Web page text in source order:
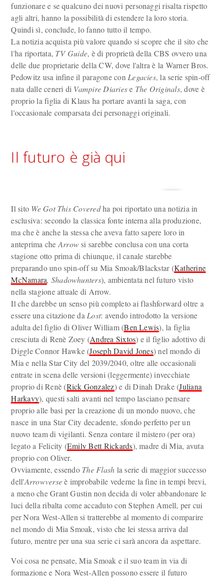
funzionare e se qualcuno dei nuovi personaggi risalta rispetto
agli altri, hanno la possibilità di estendere la loro storia.
Quindi sì, conclude, lo fanno tutto il tempo.
La notizia acquista più valore quando si scopre che il sito che
l'ha riportata, TV Guide, è di proprietà della CBS ovvero una
delle due proprietarie della CW, dove l'altra è la Warner Bros.
Pedowitz usa infine il paragone con Legacies, la serie spin-off
nata dalle ceneri di Vampire Diariese The Originals, dove è
proprio la figlia di Klaus ha portare avanti la saga, con
l'occasionale comparsata dei personaggi originali.
Il futuro è già qui
Il sito We Got This Coveredha poi riportato una notizia in
esclusiva: secondo la classica fonte interna alla produzione,
ma che è anche la stessa che aveva fatto sapere loro in
anteprima che Arrowsi sarebbe conclusa con una corta
stagione otto prima di chiunque, il canale starebbe
preparando uno spin-off su Mia Smoak/Blackstar (Katherine
McNamara, Shadowhunters), ambientata nel futuro visto
nella stagione attuale di Arrow.
Il che darebbe un senso più completo ai flashforward oltre a
essere una citazione da Lost: avendo introdotto la versione
adulta del figlio di Oliver William (Ben Lewis), la figlia
cresciuta di Renè Zoey (Andrea Sixtos) e il figlio adottivo di
Diggle Connor Hawke (Joseph David Jones) nel mondo di
Mia e nella Star City del 2039/2040, oltre alle occasionali
entrate in scena delle versioni (leggermente) invecchiate
proprio di Renè (Rick Gonzalez) e di Dinah Drake (Juliana
Harkavy), questi salti avanti nel tempo lasciano pensare
proprio alle basi per la creazione di un mondo nuovo, che
nasce in una Star City decadente, sfondo perfetto per un
nuovo team di vigilanti. Senza contare il mistero (per ora)
legato a Felicity (Emily Bett Rickards), madre di Mia, avuta
proprio con Oliver.
Ovviamente, essendo The Flash la serie di maggior successo
dell'Arrowverseè improbabile vederne la fine in tempi brevi,
a meno che Grant Gustin non decida di voler abbandonare le
luci della ribalta come accaduto con Stephen Amell, per cui
per Nora West-Allen si tratterebbe al momento di comparire
nel mondo di Mia Smoak, visto che lei stessa arriva dal
futuro, mentre per una sua serie ci sarà ancora da aspettare.
Voi cosa ne pensate, Mia Smoak e il suo team in via di
formazione e Nora West-Allen possono essere il futuro